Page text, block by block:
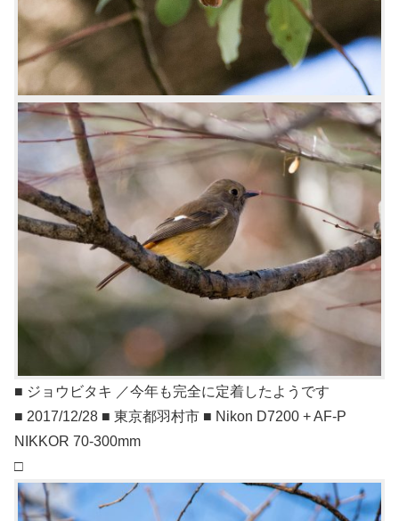
■ ジョウビタキ ／今年も完全に定着したようです
■ 2017/12/28 ■ 東京都羽村市 ■ Nikon D7200 + AF-P
NIKKOR 70-300mm
□